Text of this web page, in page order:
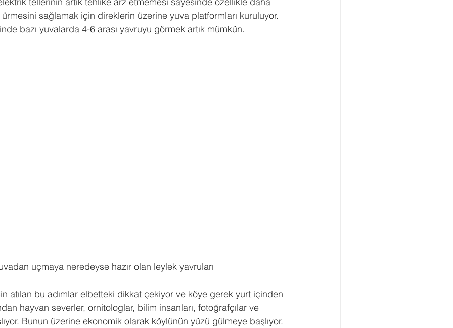
ürmesini sağlamak için direklerin üzerine yuva platformları kuruluyor.
bazı yuvalarda 4-6 arası yavruyu görmek artık mümkün.
uçmaya neredeyse hazır olan leylek yavruları
atılan bu adımlar elbetteki dikkat çekiyor ve köye gerek yurt içinden
hayvan severler, ornitologlar, bilim insanları, fotoğrafçılar ve
Bunun üzerine ekonomik olarak köylünün yüzü gülmeye başlıyor.